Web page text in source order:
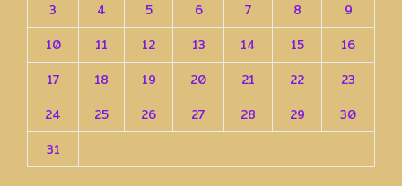
3
4 5 6 7 8
9
10
11 12 13 14 15
16
17
18 19 20 21 22
23
24
25 26 27 28 29
30
31